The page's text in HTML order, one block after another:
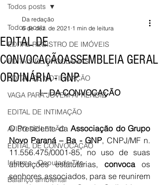
Todos posts
EDITAL REGISTRO DE IMÓVEIS
EDITAIS DE PROCLAMAS
EDITAL DE NOTIFICAÇÃO
VAGA PARA JOVEM APRENDIZ
EDITAL DE INTIMAÇÃO
AVISO DE LEILÃO
EDITAL DE CONVOCAÇÃO
Informe - Deputado Tito
Balanço ambiental
Todos posts
EDITAL DE
CONVOCAÇÃOASSEMBLEIA GERAL
ORDINÁRIA - GNP
Da redação
6 de dez. de 2021 1 min de leitura
I – DA CONVOCAÇÃO
O Presidente da Associação do Grupo
Novo Paraná – Ba - GNP, CNPJ/MF n.
11.556.475/0001-85, no uso de suas
atribuições estatutárias, convoca os
senhores associados, para se reunirem